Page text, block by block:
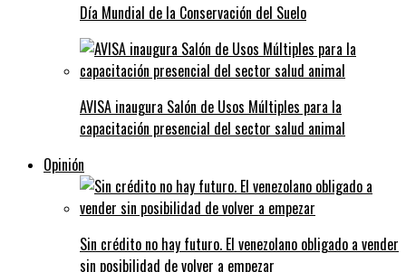
Día Mundial de la Conservación del Suelo
AVISA inaugura Salón de Usos Múltiples para la
capacitación presencial del sector salud animal
Opinión
Sin crédito no hay futuro. El venezolano obligado a vender
sin posibilidad de volver a empezar